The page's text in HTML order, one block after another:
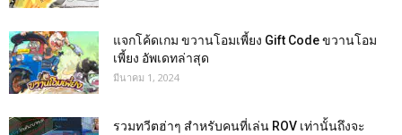
แจกโค้ดเกม ขวานโอมเพี้ยง Gift Code ขวานโอม
เพี้ยง อัพเดทล่าสุด
มีนาคม 1, 2024
รวมทวีตฮ่าๆ สำหรับคนที่เล่น ROV เท่านั้นถึงจะ